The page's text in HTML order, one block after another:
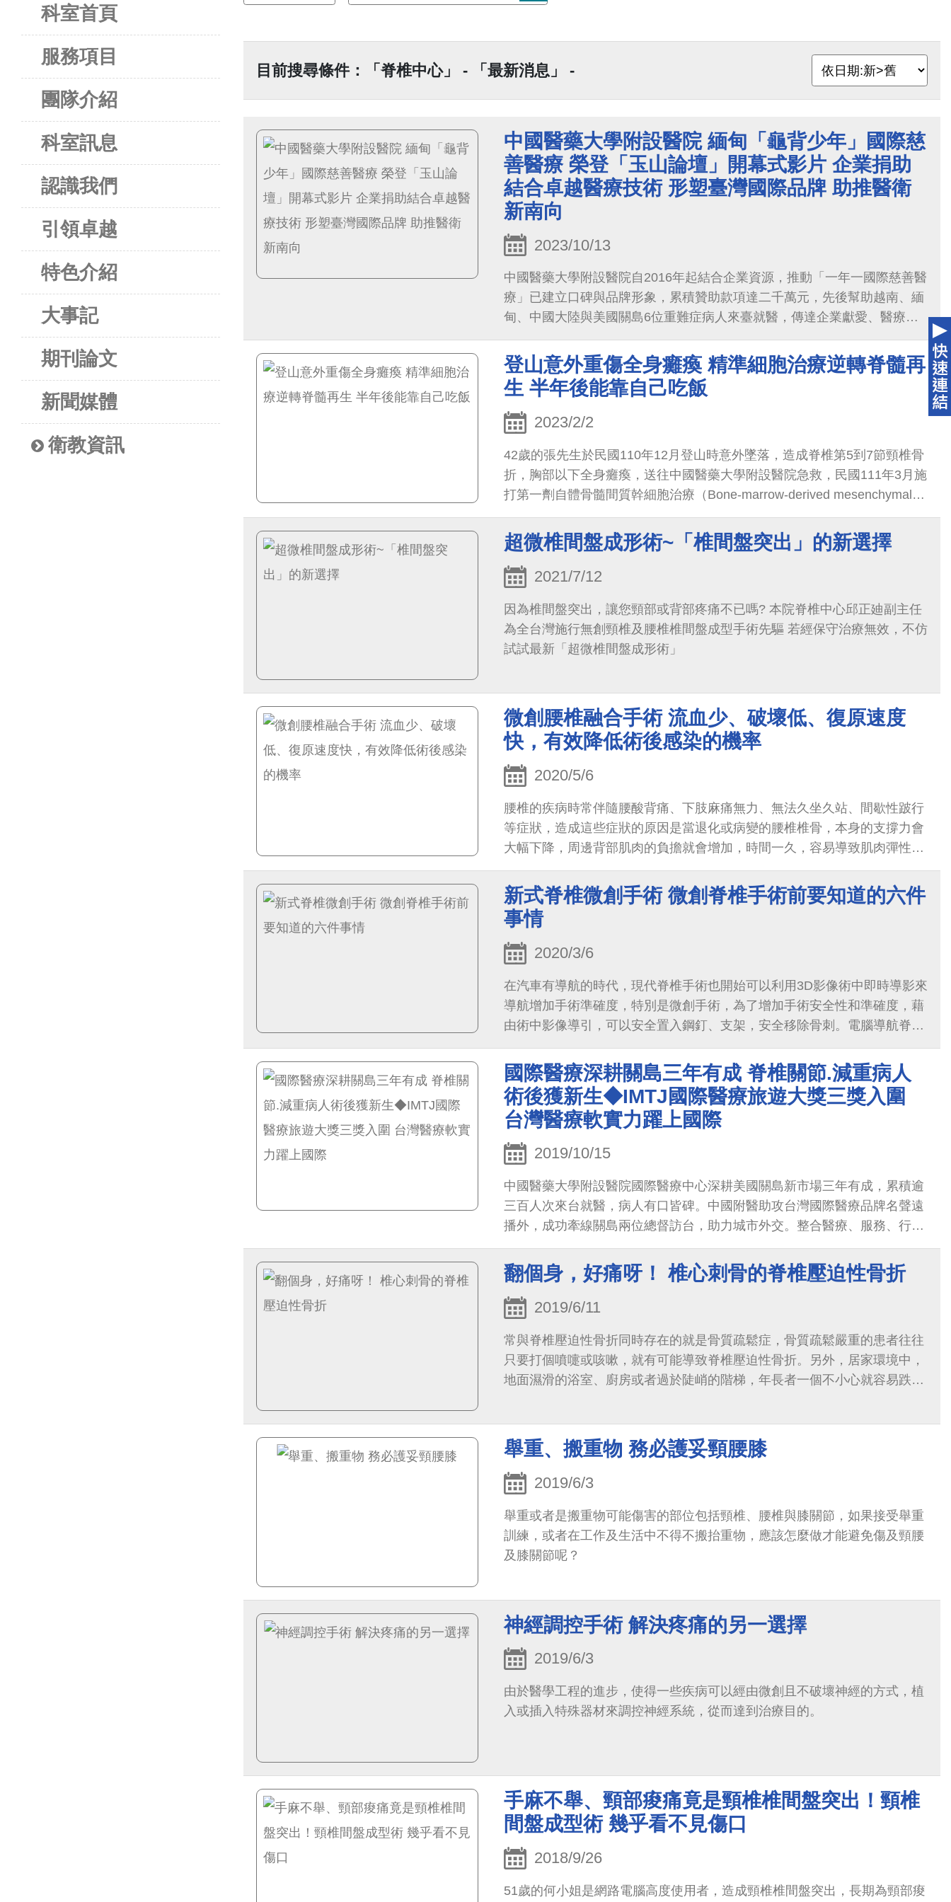
科室首頁
服務項目
團隊介紹
科室訊息
認識我們
引領卓越
特色介紹
大事記
期刊論文
新聞媒體
衛教資訊
目前搜尋條件：「脊椎中心」 - 「最新消息」 -
中國醫藥大學附設醫院 緬甸「龜背少年」國際慈
善醫療 榮登「玉山論壇」開幕式影片 企業捐助
結合卓越醫療技術 形塑臺灣國際品牌 助推醫衛
新南向
2023/10/13
中國醫藥大學附設醫院自2016年起結合企業資源，推動「一年一國際慈善醫
療」已建立口碑與品牌形象，累積贊助款項達二千萬元，先後幫助越南、緬
甸、中國大陸與美國關島6位重難症病人來臺就醫，傳達企業獻愛、醫療救
人的價值真諦，見證「Taiwan is Helping」的卓越醫療技術。其中常裕富士
機工公司贊助的緬甸「龜背少年(特發性成年僵硬型胸腰椎脊椎駝背側彎)」
案例，獲選登上今年第7屆玉山論壇開幕式影片(醫療類唯一)，感動與會的國
際人士。
登山意外重傷全身癱瘓 精準細胞治療逆轉脊髓再
生 半年後能靠自己吃飯
2023/2/2
42歲的張先生於民國110年12月登山時意外墜落，造成脊椎第5到7節頸椎骨
折，胸部以下全身癱瘓，送往中國醫藥大學附設醫院急救，民國111年3月施
打第一劑自體骨髓間質幹細胞治療（Bone-marrow-derived mesenchymal
stromal cells；BM-MSCs），由中國附醫脊椎中心匯集神經外科等專家團隊
合力搶救，同時術後積極進行復健，張先生至今已完成總共5劑的自體骨髓
間質幹細胞治療，
超微椎間盤成形術~「椎間盤突出」的新選擇
2021/7/12
因為椎間盤突出，讓您頸部或背部疼痛不已嗎? 本院脊椎中心邱正廸副主任
為全台灣施行無創頸椎及腰椎椎間盤成型手術先驅 若經保守治療無效，不仿
試試最新「超微椎間盤成形術」
微創腰椎融合手術 流血少、破壞低、復原速度
快，有效降低術後感染的機率
2020/5/6
腰椎的疾病時常伴隨腰酸背痛、下肢麻痛無力、無法久坐久站、間歇性跛行
等症狀，造成這些症狀的原因是當退化或病變的腰椎椎骨，本身的支撐力會
大幅下降，周邊背部肌肉的負擔就會增加，時間一久，容易導致肌肉彈性衰
退，甚至纖維化，造成背部痠痛等。
新式脊椎微創手術 微創脊椎手術前要知道的六件
事情
2020/3/6
在汽車有導航的時代，現代脊椎手術也開始可以利用3D影像術中即時導影來
導航增加手術準確度，特別是微創手術，為了增加手術安全性和準確度，藉
由術中影像導引，可以安全置入鋼釘、支架，安全移除骨刺。電腦導航脊椎
修手術，脊椎側彎手術大大增加...
國際醫療深耕關島三年有成 脊椎關節.減重病人
術後獲新生◆IMTJ國際醫療旅遊大獎三獎入圍
台灣醫療軟實力躍上國際
2019/10/15
中國醫藥大學附設醫院國際醫療中心深耕美國關島新市場三年有成，累積逾
三百人次來台就醫，病人有口皆碑。中國附醫助攻台灣國際醫療品牌名聲遠
播外，成功牽線關島兩位總督訪台，助力城市外交。整合醫療、服務、行銷
三位一體的創新思維與做法，更入圍今年IMTJ國際醫療旅遊獎三大獎。
翻個身，好痛呀！ 椎心刺骨的脊椎壓迫性骨折
2019/6/11
常與脊椎壓迫性骨折同時存在的就是骨質疏鬆症，骨質疏鬆嚴重的患者往往
只要打個噴嚏或咳嗽，就有可能導致脊椎壓迫性骨折。另外，居家環境中，
地面濕滑的浴室、廚房或者過於陡峭的階梯，年長者一個不小心就容易跌
舉重、搬重物 務必護妥頸腰膝
2019/6/3
舉重或者是搬重物可能傷害的部位包括頸椎、腰椎與膝關節，如果接受舉重
訓練，或者在工作及生活中不得不搬抬重物，應該怎麼做才能避免傷及頸腰
及膝關節呢？
神經調控手術 解決疼痛的另一選擇
2019/6/3
由於醫學工程的進步，使得一些疾病可以經由微創且不破壞神經的方式，植
入或插入特殊器材來調控神經系統，從而達到治療目的。
手麻不舉、頸部痠痛竟是頸椎椎間盤突出！頸椎
間盤成型術 幾乎看不見傷口
2018/9/26
51歲的何小姐是網路電腦高度使用者，造成頸椎椎間盤突出，長期為頸部痠